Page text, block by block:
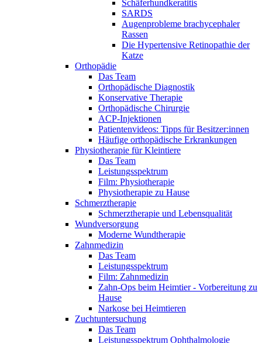
Schäferhundkeratitis
SARDS
Augenprobleme brachycephaler
Rassen
Die Hypertensive Retinopathie der
Katze
Orthopädie
Das Team
Orthopädische Diagnostik
Konservative Therapie
Orthopädische Chirurgie
ACP-Injektionen
Patientenvideos: Tipps für Besitzer:innen
Häufige orthopädische Erkrankungen
Physiotherapie für Kleintiere
Das Team
Leistungsspektrum
Film: Physiotherapie
Physiotherapie zu Hause
Schmerztherapie
Schmerztherapie und Lebensqualität
Wundversorgung
Moderne Wundtherapie
Zahnmedizin
Das Team
Leistungsspektrum
Film: Zahnmedizin
Zahn-Ops beim Heimtier - Vorbereitung zu
Hause
Narkose bei Heimtieren
Zuchtuntersuchung
Das Team
Leistungsspektrum Ophthalmologie